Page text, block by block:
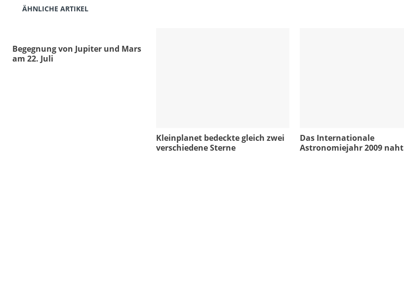
ÄHNLICHE ARTIKEL
Begegnung von Jupiter und Mars
am 22. Juli
Kleinplanet bedeckte gleich zwei
verschiedene Sterne
Das Internationale
Astronomiejahr 2009 naht